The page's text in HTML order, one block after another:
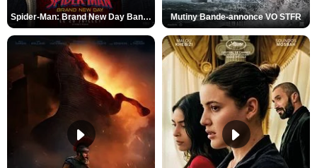
Spider-Man: Brand New Day Bande-annonce VO STFR Mutiny Bande-annonce VO STFR